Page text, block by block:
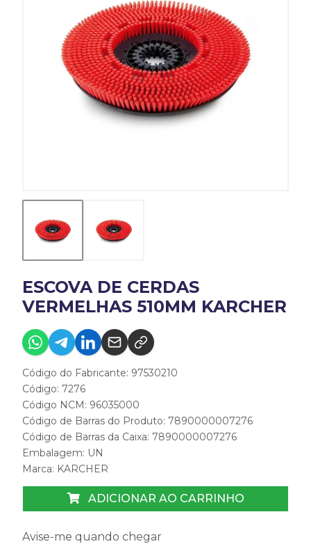
ESCOVA DE CERDAS
VERMELHAS 510MM KARCHER
Código do Fabricante: 97530210
Código: 7276
Código NCM: 96035000
Código de Barras do Produto: 7890000007276
Código de Barras da Caixa: 7890000007276
Embalagem: UN
Marca: KARCHER
ADICIONAR AO CARRINHO
Avise-me quando chegar